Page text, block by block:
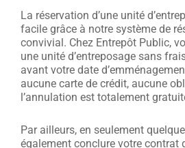
La réservation d’une unité
facile grâce à notre système de
convivial. Chez Entrepôt Public,
une unité d’entreposage sans
avant votre date
aucune carte de crédit, aucune
l’annulation est totalement
Par ailleurs, en seulement
également conclure votre contrat